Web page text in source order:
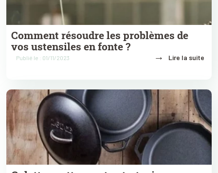
Comment résoudre les problèmes de
vos ustensiles en fonte ?
Publié le : 01/11/2023 → Lire la suite